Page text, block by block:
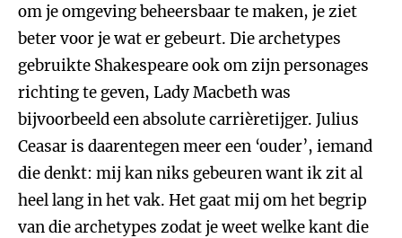
om je omgeving beheersbaar te maken, je ziet
beter voor je wat er gebeurt. Die archetypes
gebruikte Shakespeare ook om zijn personages
richting te geven, Lady Macbeth was
bijvoorbeeld een absolute carrièretijger. Julius
Ceasar is daarentegen meer een ‘ouder’, iemand
die denkt: mij kan niks gebeuren want ik zit al
heel lang in het vak. Het gaat mij om het begrip
van die archetypes zodat je weet welke kant die